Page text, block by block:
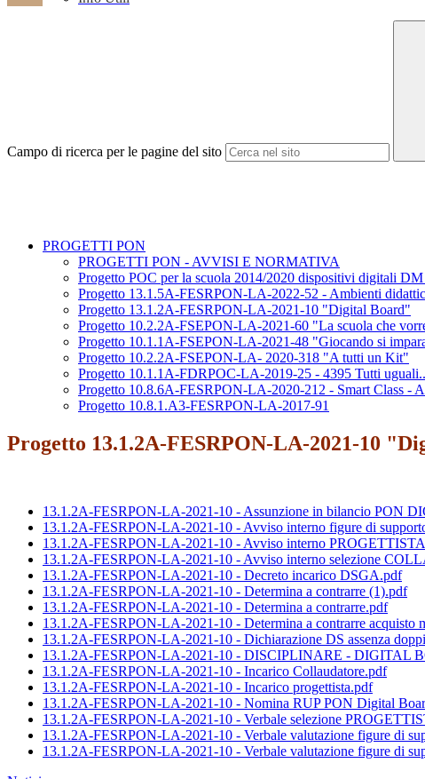
Campo di ricerca per le pagine del sito
PROGETTI PON
PROGETTI PON - AVVISI E NORMATIVA
Progetto POC per la scuola 2014/2020 dispositivi digitali
Progetto 13.1.5A-FESRPON-LA-2022-52 - Ambienti
Progetto 13.1.2A-FESRPON-LA-2021-10 "Digital Board"
Progetto 10.2.2A-FSEPON-LA-2021-60 "La scuola che
Progetto 10.1.1A-FSEPON-LA-2021-48 "Giocando si
Progetto 10.2.2A-FSEPON-LA- 2020-318 "A tutti un Kit"
Progetto 10.1.1A-FDRPOC-LA-2019-25 - 4395 Tutti
Progetto 10.8.6A-FESRPON-LA-2020-212 - Smart Class -
Progetto 10.8.1.A3-FESRPON-LA-2017-91
Progetto 13.1.2A-FESRPON-LA-2021-10
13.1.2A-FESRPON-LA-2021-10 - Assunzione in bilancio PON
13.1.2A-FESRPON-LA-2021-10 - Avviso interno figure di
13.1.2A-FESRPON-LA-2021-10 - Avviso interno
13.1.2A-FESRPON-LA-2021-10 - Avviso interno selezione
13.1.2A-FESRPON-LA-2021-10 - Decreto incarico DSGA.pdf
13.1.2A-FESRPON-LA-2021-10 - Determina a contrarre (1).pdf
13.1.2A-FESRPON-LA-2021-10 - Determina a contrarre.pdf
13.1.2A-FESRPON-LA-2021-10 - Determina a contrarre acquisto
13.1.2A-FESRPON-LA-2021-10 - Dichiarazione DS assenza
13.1.2A-FESRPON-LA-2021-10 - DISCIPLINARE - DIGITAL
13.1.2A-FESRPON-LA-2021-10 - Incarico Collaudatore.pdf
13.1.2A-FESRPON-LA-2021-10 - Incarico progettista.pdf
13.1.2A-FESRPON-LA-2021-10 - Nomina RUP PON Digital
13.1.2A-FESRPON-LA-2021-10 - Verbale selezione
13.1.2A-FESRPON-LA-2021-10 - Verbale valutazione figure di
13.1.2A-FESRPON-LA-2021-10 - Verbale valutazione figure di